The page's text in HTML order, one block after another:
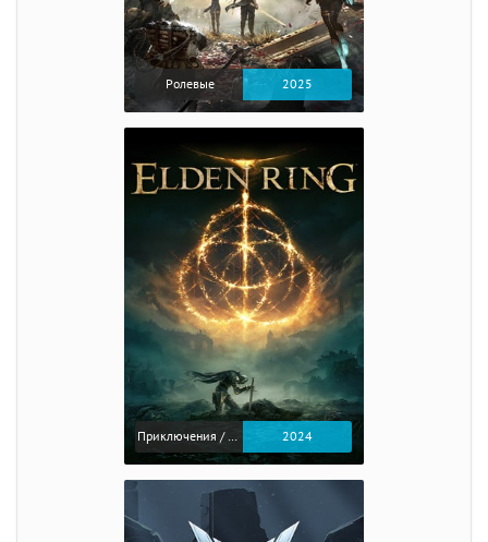
Ролевые 2025
Приключения / Экшен / Ролевые 2024